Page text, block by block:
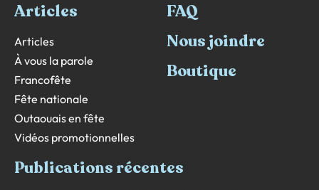
Articles
Articles
À vous la parole
Francofête
Fête nationale
Outaouais en fête
Vidéos promotionnelles
FAQ
Nous joindre
Boutique
Publications récentes